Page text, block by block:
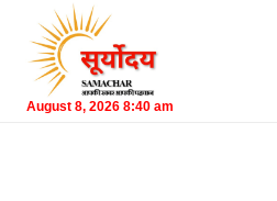
August 8, 2026 8:40 am